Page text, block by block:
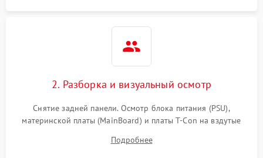
2. Разборка и визуальный осмотр
Снятие задней панели. Осмотр блока питания (PSU),
материнской платы (MainBoard) и платы T-Con на вздутые
Проверка надежности фиксации и целостности шлейфов.
Подробнее